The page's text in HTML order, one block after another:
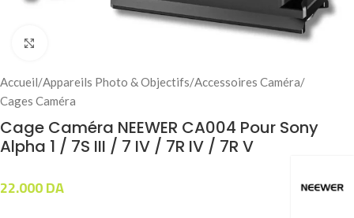
Accueil/Appareils Photo & Objectifs/Accessoires Caméra/
Cages Caméra
Cage Caméra NEEWER CA004 Pour Sony
Alpha 1 / 7S III / 7 IV / 7R IV / 7R V
22.000DA